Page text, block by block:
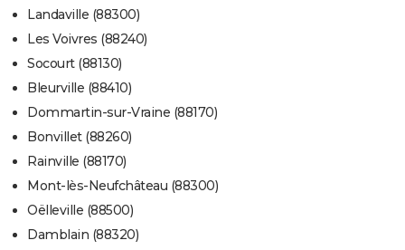
Landaville (88300)
Les Voivres (88240)
Socourt (88130)
Bleurville (88410)
Dommartin-sur-Vraine (88170)
Bonvillet (88260)
Rainville (88170)
Mont-lès-Neufchâteau (88300)
Oëlleville (88500)
Damblain (88320)